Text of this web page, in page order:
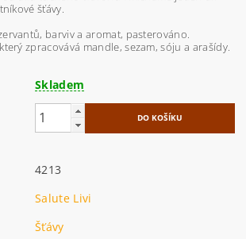
šťávy.
barviv a aromat, pasterováno.
zpracovává mandle, sezam, sóju a arašídy.
Skladem
4213
Salute Livi
Šťávy